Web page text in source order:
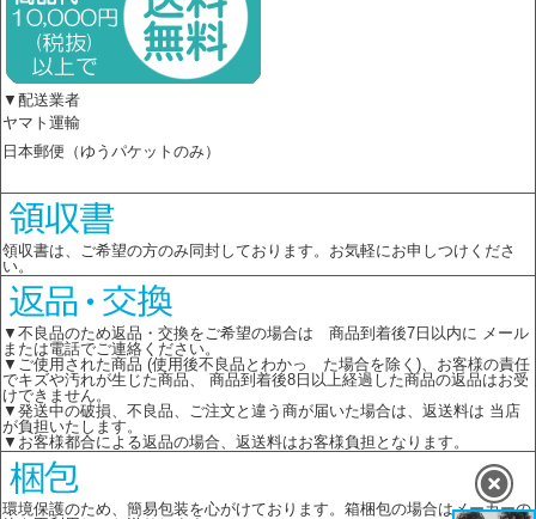
▼配送業者
ヤマト運輸
日本郵便（ゆうパケットのみ）
領収書は、ご希望の方のみ同封しております。お気軽にお申しつけくださ
い。
▼不良品のため返品・交換をご希望の場合は 商品到着後7日以内に メール
または電話でご連絡ください。
▼ご使用された商品 (使用後不良品とわかっ た場合を除く)、お客様の責任
でキズや汚れが生じた商品、 商品到着後8日以上経過した商品の返品はお受
けできません。
▼発送中の破損、不良品、ご注文と違う商が届いた場合は、返送料は 当店
が負担いたします。
▼お客様都合による返品の場合、返送料はお客様負担となります。
環境保護のため、簡易包装を心がけております。箱梱包の場合はメーカーの